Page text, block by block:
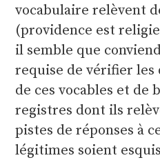
vocabulaire relèvent
(providence est
il semble que
requise de vérifier les
de ces vocables et de
registres dont ils
pistes de réponses à
légitimes soient